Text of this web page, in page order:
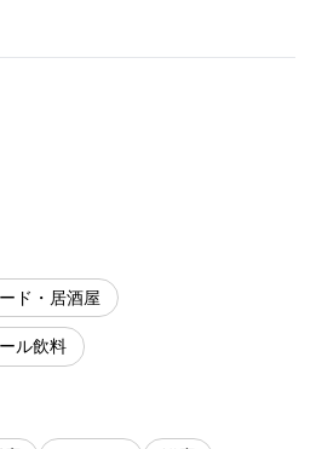
ド・居酒屋
ル飲料